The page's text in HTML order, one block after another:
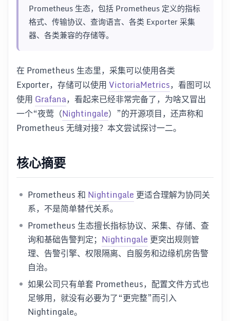
Prometheus 生态，包括 Prometheus 定义的指标
格式、传输协议、查询语言、各类 Exporter 采集
器、各类兼容的存储等。
在 Prometheus 生态里，采集可以使用各类
Exporter，存储可以使用VictoriaMetrics，看图可以
使用 Grafana，看起来已经非常完备了，为啥又冒出
一个“夜莺（Nightingale）”的开源项目，还声称和
Prometheus 无缝对接？本文尝试探讨一二。
核心摘要
Prometheus 和 Nightingale 更适合理解为协同关
系，不是简单替代关系。
Prometheus 生态擅长指标协议、采集、存储、查
询和基础告警判定； Nightingale 更突出规则管
理、告警引擎、权限隔离、自服务和边缘机房告警
自治。
如果公司只有单套 Prometheus，配置文件方式也
足够用，就没有必要为了“更完整”而引入
Nightingale。